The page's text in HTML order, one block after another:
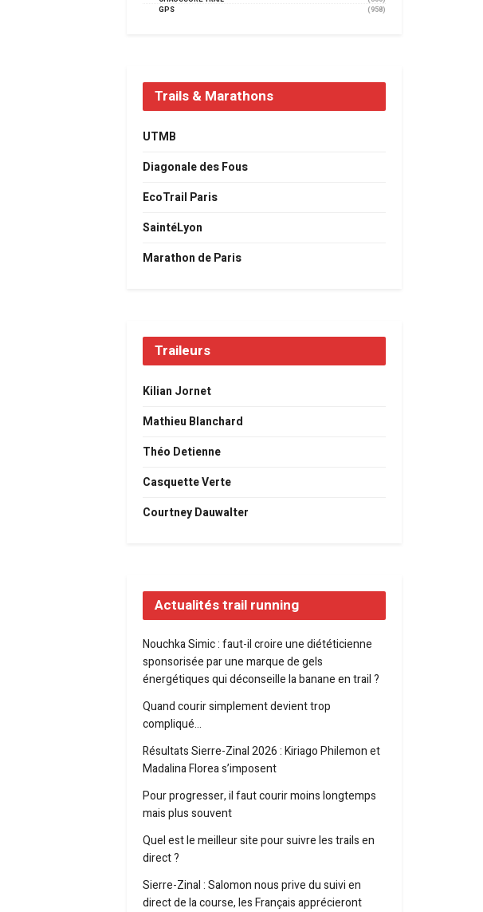
GPS
(958)
Trails & Marathons
UTMB
Diagonale des Fous
EcoTrail Paris
SaintéLyon
Marathon de Paris
Traileurs
Kilian Jornet
Mathieu Blanchard
Théo Detienne
Casquette Verte
Courtney Dauwalter
Actualités trail running
Nouchka Simic : faut-il croire une diététicienne
sponsorisée par une marque de gels
énergétiques qui déconseille la banane en trail ?
Quand courir simplement devient trop
compliqué…
Résultats Sierre-Zinal 2026 : Kiriago Philemon et
Madalina Florea s’imposent
Pour progresser, il faut courir moins longtemps
mais plus souvent
Quel est le meilleur site pour suivre les trails en
direct ?
Sierre-Zinal : Salomon nous prive du suivi en
direct de la course, les Français apprécieront